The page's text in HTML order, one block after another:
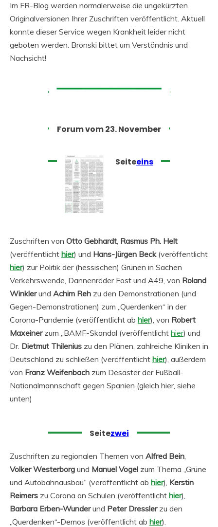
Im FR-Blog werden normalerweise die ungekürzten
Originalversionen Ihrer Zuschriften veröffentlicht. Aktuell
konnte dieser Service wegen Krankheit leider nicht
geboten werden. Bronski bittet um Verständnis und
Nachsicht!
Forum vom 23. November
Seiteeins
Zuschriften von Otto Gebhardt Rasmus Ph. Helt
(veröffentlicht hier) und Hans-Jürgen Beck(veröffentlicht
hier) zur Politik der (hessischen) Grünen in Sachen
Verkehrswende, Dannenröder Fost und A49, von Roland
Winklerund Achim Reh zu den Demonstrationen (und
Gegen-Demonstrationen) zum „Querdenken“ in der
Corona-Pandemie (veröffentlicht ab hier), von Robert
Maxeinerzum „BAMF-Skandal (veröffentlicht hier) und
Dr. Dietmut Thilenius zu den Plänen, zahlreiche Kliniken in
Deutschland zu schließen (veröffentlicht hier), außerdem
von Franz Weifenbach zum Desaster der Fußball-
Nationalmannschaft gegen Spanien (gleich hier, siehe
unten)
Seitezwei
Zuschriften zu regionalen Themen von Alfred Bein
Volker Westerborg und Manuel Vogel zum Thema „Grüne
und Autobahnausbau“ (veröffentlicht ab hier), Kerstin
Reimers zu Corona an Schulen (veröffentlicht hier),
Barbara Erben-Wunderund Peter Dresslerzu den
„Querdenken“-Demos (veröffentlicht ab hier).